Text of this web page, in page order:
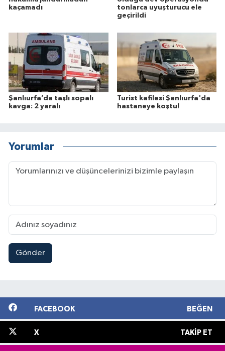
kaçamadı
tonlarca uyuşturucu ele
geçirildi
Şanlıurfa’da taşlı sopalı
kavga: 2 yaralı
Turist kafilesi Şanlıurfa'da
hastaneye koştu!
Yorumlar
Gönder
FACEBOOK BEĞEN
X TAKIP ET